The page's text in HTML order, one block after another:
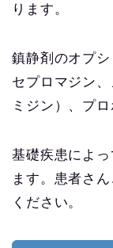
ります。
鎮静剤のオプ
セプロマジン
ミジン）、プ
基礎疾患によ
ます。患者さ
ください。